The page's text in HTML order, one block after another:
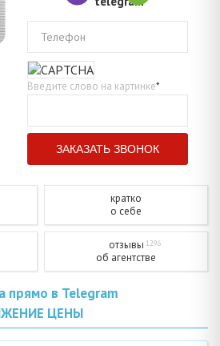
Телефон
Введите слово на картинке*
кратко
о себе
отзывы 1296
об агентстве
прямо в Telegram
ЦЕНЫ